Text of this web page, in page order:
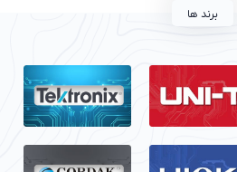
برند ها